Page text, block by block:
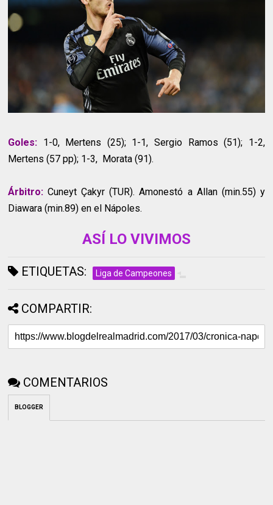
Goles: 1-0, Mertens (25); 1-1, Sergio Ramos (51); 1-2,
Mertens (57 pp); 1-3, Morata (91).
Árbitro: Cuneyt Çakyr (TUR). Amonestó a Allan (min.55) y
Diawara (min.89) en el Nápoles.
ASÍ LO VIVIMOS
ETIQUETAS: Liga de Campeones
COMPARTIR:
COMENTARIOS
BLOGGER